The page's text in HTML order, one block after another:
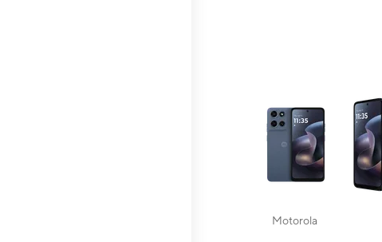
This carousel contains
Motorola